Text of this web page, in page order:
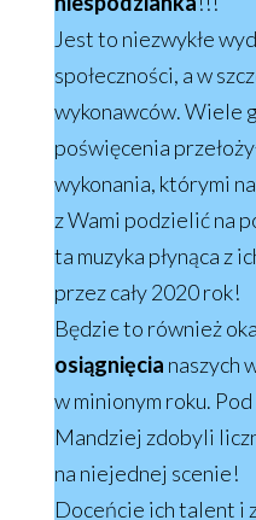
Jest to niezwykłe
społeczności, a w
wykonawców. Wiele
poświęcenia
wykonania, którymi
z Wami podzielić na
ta muzyka płynąca z
przez cały 2020 rok!
Będzie to również
osiągnięcia naszych
w minionym roku.
Mandziej zdobyli
na niejednej scenie!
Doceńcie ich talent i